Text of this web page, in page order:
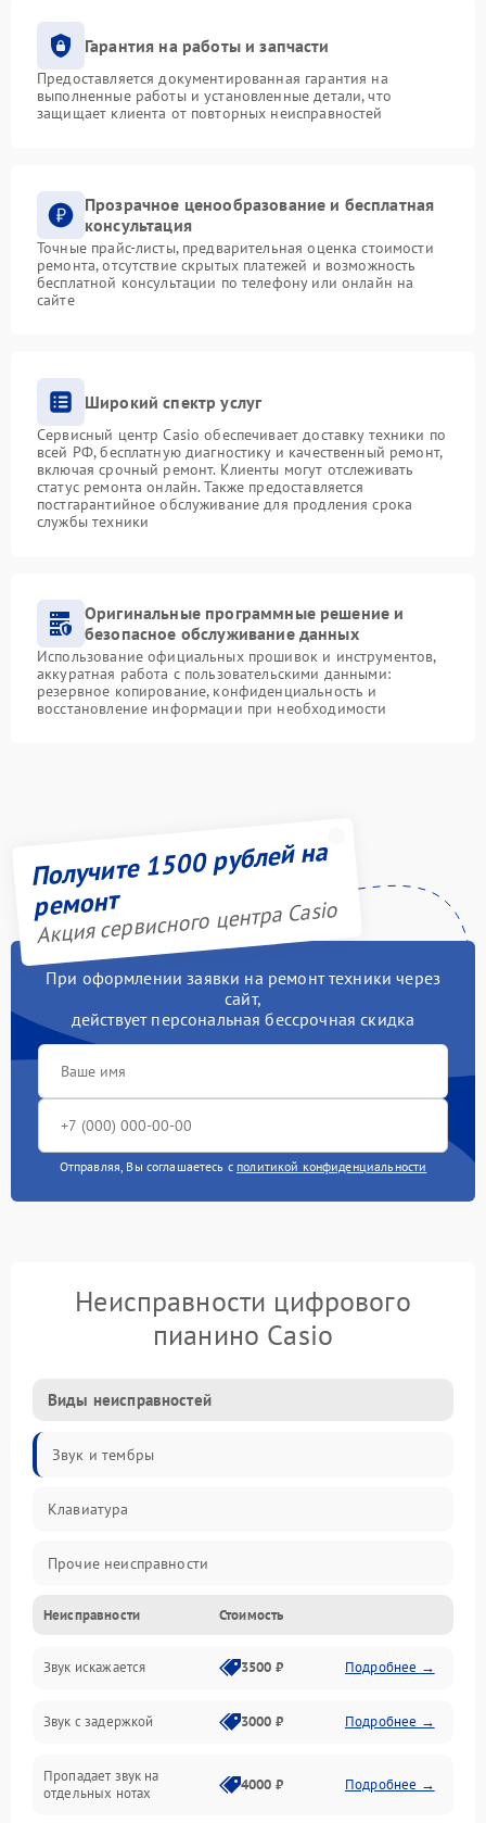
Гарантия на работы и запчасти
Предоставляется документированная гарантия на
выполненные работы и установленные детали, что
защищает клиента от повторных неисправностей
Прозрачное ценообразование и бесплатная
консультация
Точные прайс-листы, предварительная оценка стоимости
ремонта, отсутствие скрытых платежей и возможность
бесплатной консультации по телефону или онлайн на
сайте
Широкий спектр услуг
Сервисный центр Casio обеспечивает доставку техники по
всей РФ, бесплатную диагностику и качественный ремонт,
включая срочный ремонт. Клиенты могут отслеживать
статус ремонта онлайн. Также предоставляется
постгарантийное обслуживание для продления срока
службы техники
Оригинальные программные решение и
безопасное обслуживание данных
Использование официальных прошивок и инструментов,
аккуратная работа с пользовательскими данными:
резервное копирование, конфиденциальность и
восстановление информации при необходимости
Получите 1500 рублей на
ремонт
Акция сервисного центра Casio
При оформлении заявки на ремонт техники через
сайт,
действует персональная бессрочная скидка
Отправляя, Вы соглашаетесь с политикой конфиденциальности
Неисправности цифрового
пианино Casio
Виды неисправностей
Звук и тембры
Клавиатура
Прочие неисправности
Включение и работа
Управление и электроника
Подключения и интерфейсы
Педали и стойка
Неисправности Стоимость
Звук искажается 3500 ₽ Подробнее →
Звук с задержкой 3000 ₽ Подробнее →
Пропадает звук на
отдельных нотах
4000 ₽ Подробнее →